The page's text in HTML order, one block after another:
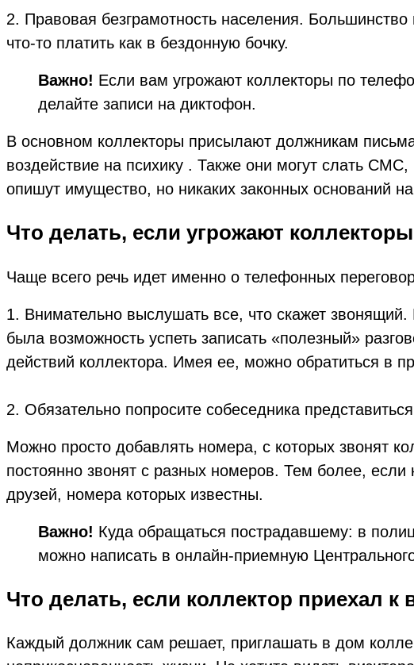
2. Правовая безграмотность населения.
что-то платить как в бездонную бочку.
Важно! Если вам угрожают коллекторы по
делайте записи на диктофон.
В основном коллекторы присылают должникам
воздействие на психику . Также они могут слать
опишут имущество, но никаких законных оснований
Что делать, если угрожают
Чаще всего речь идет именно о телефонных
1. Внимательно выслушать все, что скажет
была возможность успеть записать «полезный»
действий коллектора. Имея ее, можно обратиться в
2. Обязательно попросите собеседника
Можно просто добавлять номера, с которых звонят
постоянно звонят с разных номеров. Тем более,
друзей, номера которых известны.
Важно! Куда обращаться пострадавшему: в
можно написать в онлайн-приемную
Что делать, если коллектор приехал к
Каждый должник сам решает, приглашать в дом